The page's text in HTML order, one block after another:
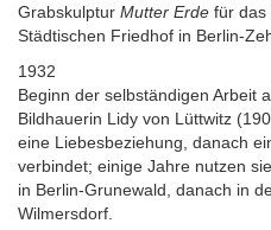
Grabskulptur Mutter Erde für das
Städtischen Friedhof in Berlin-
1932
Beginn der selbständigen Arbeit
Bildhauerin Lidy von Lüttwitz
eine Liebesbeziehung, danach
verbindet; einige Jahre nutzen
in Berlin-Grunewald, danach in
Wilmersdorf.